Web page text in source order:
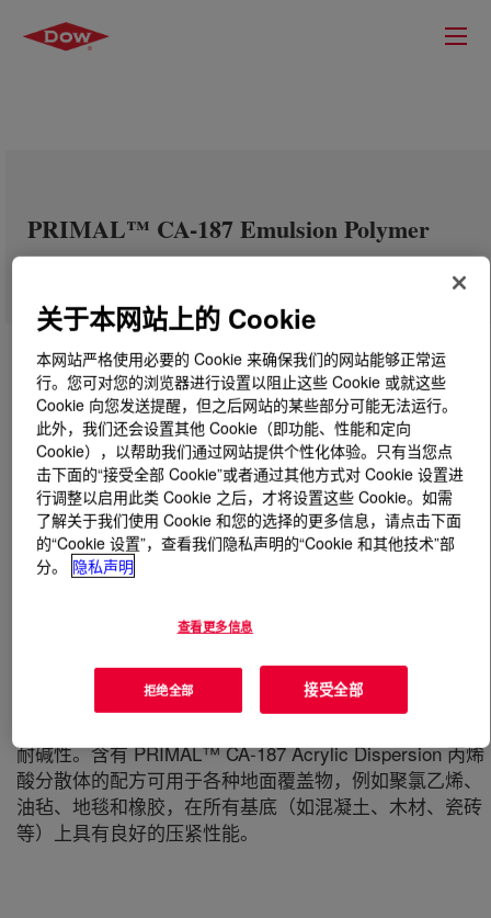
PRIMAL™ CA-187 Emulsion Polymer
什么是PRIMAL™ CA-187 Emulsion Polymer?
量纯丙烯酸乳液聚合物。它是一种软质聚合物，专门设计
剂。这可支持配方符合 EMICODE E1 的要求。
PRIMAL™ CA-187 Acrylic Dispersion 丙烯酸分散体 提供
耐碱性。含有 PRIMAL™ CA-187 Acrylic Dispersion 丙烯
酸分散体的配方可用于各种地面覆盖物，例如聚氯乙烯、
油毡、地毯和橡胶，在所有基底（如混凝土、木材、瓷砖
等）上具有良好的压紧性能。
关于本网站上的 Cookie
本网站严格使用必要的 Cookie 来确保我们的网站能够正常运
行。您可对您的浏览器进行设置以阻止这些 Cookie 或就这些
Cookie 向您发送提醒，但之后网站的某些部分可能无法运行。
此外，我们还会设置其他 Cookie（即功能、性能和定向
Cookie），以帮助我们通过网站提供个性化体验。只有当您点
击下面的“接受全部 Cookie”或者通过其他方式对 Cookie 设置进
行调整以启用此类 Cookie 之后，才将设置这些 Cookie。如需
了解关于我们使用 Cookie 和您的选择的更多信息，请点击下面
的“Cookie 设置”，查看我们隐私声明的“Cookie 和其他技术”部
分。
隐私声明
查看更多信息
拒绝全部 接受全部